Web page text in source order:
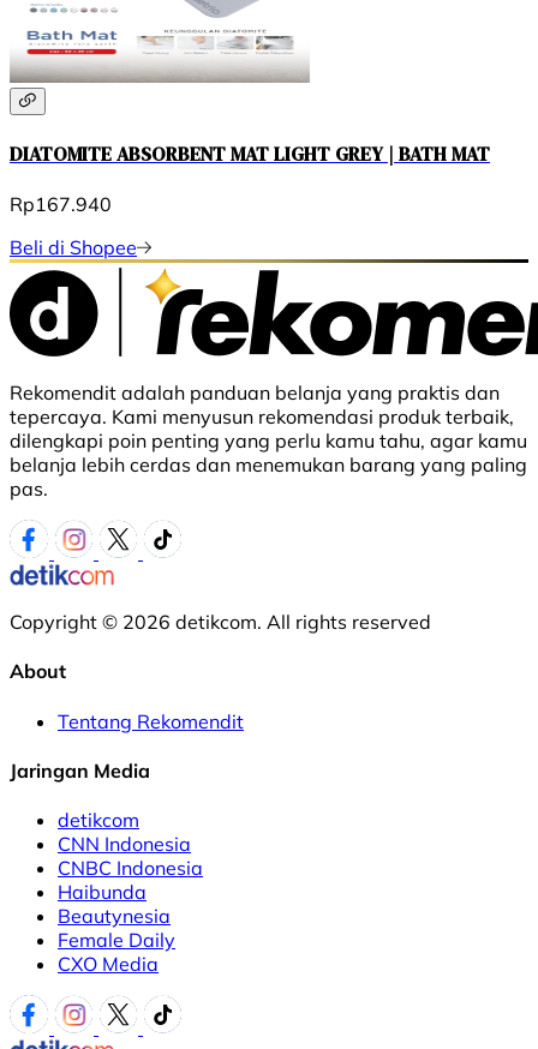
DIATOMITE ABSORBENT MAT LIGHT GREY | BATH MAT
Rp167.940
Beli di Shopee
Rekomendit adalah panduan belanja yang praktis dan
tepercaya. Kami menyusun rekomendasi produk terbaik,
dilengkapi poin penting yang perlu kamu tahu, agar kamu
belanja lebih cerdas dan menemukan barang yang paling
pas.
Copyright © 2026 detikcom. All rights reserved
About
Tentang Rekomendit
Jaringan Media
detikcom
CNN Indonesia
CNBC Indonesia
Haibunda
Beautynesia
Female Daily
CXO Media